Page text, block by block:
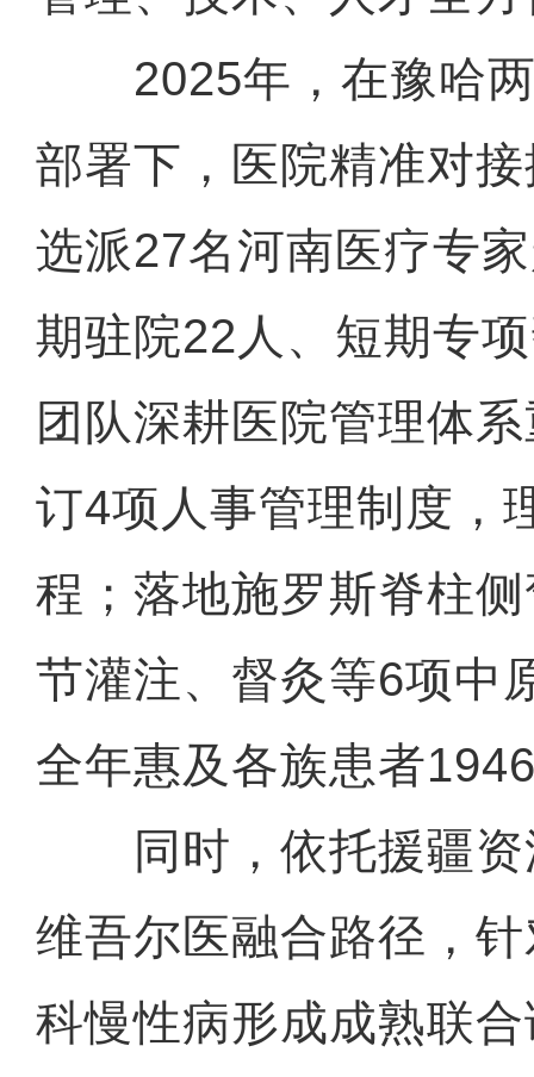
2025年，在豫哈两
部署下，医院精准对
选派27名河南医疗专
期驻院22人、短期专
团队深耕医院管理体
订4项人事管理制度，
程；落地施罗斯脊柱
节灌注、督灸等6项中
全年惠及各族患者
同时，依托援疆资
维吾尔医融合路径，
科慢性病形成成熟联